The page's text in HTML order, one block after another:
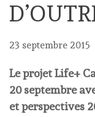
23 septembre 2015
Le projet Life+
20 septembre
et perspectives